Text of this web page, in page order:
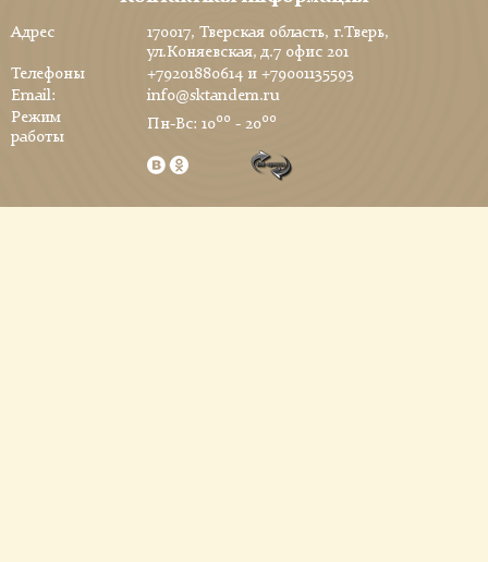
Адрес
170017, Тверская область, г.Тверь,
ул.Коняевская, д.7 офис 201
Телефоны
+79201880614 и +79001135593
Email:
info@sktandem.ru
Режим
работы
Пн-Вс: 1000 - 2000